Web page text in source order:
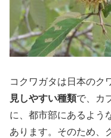
コクワガタは日本のク
見しやすい種類で、カ
に、都市部にあるよう
あります。そのため、